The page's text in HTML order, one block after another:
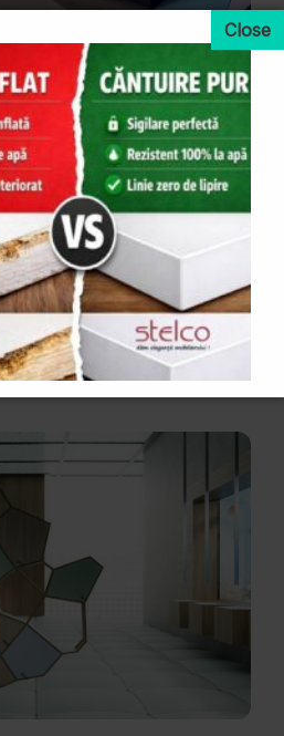
problemă:
.
lei/ml
75 /4,73
la apă, abur și